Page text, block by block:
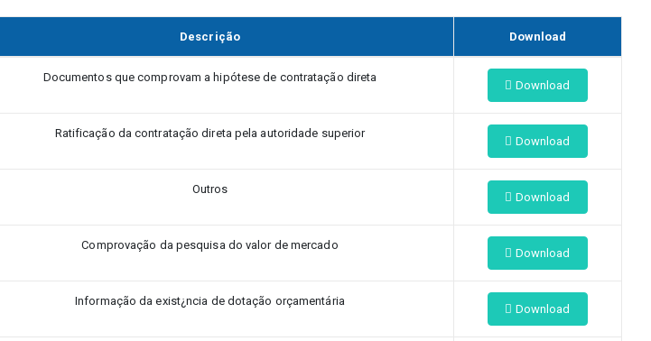
Descrição Download
Documentos que comprovam a hipótese de contratação direta
Download
Ratificação da contratação direta pela autoridade superior
Download
Outros
Download
Comprovação da pesquisa do valor de mercado
Download
Informação da exist¿ncia de dotação orçamentária
Download